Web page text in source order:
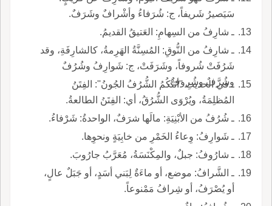
سَيَصيرُ شَريفاً، ج: شُرَفاءُ وأشْرافٌ وشَرَفٌ.
ـ شارِفُ من السِهامِ: العَتيقُ القديمُ.
ـ شارِفُ من النُّوقِ: المُسِنَّةُ الهَرِمةُ، كالشارِفَةِ، وقد
شَرُفَتْ شُروفاً، وشَرَفَتْ، ج: شَوارِفُ وشُرُفٌ
وشُرَّفٌ وشُروفٌ.
ـ في الحديثِ ''أتَتْكُمُ الشُّرُفُ الجُونُ'': الفِتَنُ
المُظلِمَةُ، ويُرْوَى الشُّرُقُ، أي: الفِتَنُ الطالعةُ.
ـ شُرُفُ من الأبْنِيَةِ: مالَها شرَفٌ، الواحدةُ: شَرْفاءُ.
ـ شَوارِفُ: وِعاءُ الخَمْرِ من خابِيَةٍ ونحوِها.
ـ شارُوفُ: جبلٌ، والمِكْنَسَةُ، مُعَرَّبُ جارُوبَ.
ـ الشَّرافُ: موضع، أو ماءَةٌ لِبَني أسَدٍ، أو جَبَلٌ عالٍ،
أو يُصْرَفُ، أو شِرافُ مَمْنوعاً.